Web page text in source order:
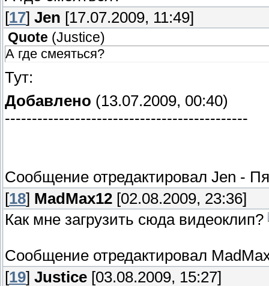
[17] Jen [17.07.2009, 11:49]
Quote (Justice)
А где смеяться?
Тут:
Добавлено (13.07.2009, 00:40)
---------------------------------------------
Сообщение отредактировал Jen -
[18] MadMax12 [02.08.2009, 23:36]
Как мне загрузить сюда видеоклип?
Сообщение отредактировал
[19] Justice [03.08.2009, 15:27]